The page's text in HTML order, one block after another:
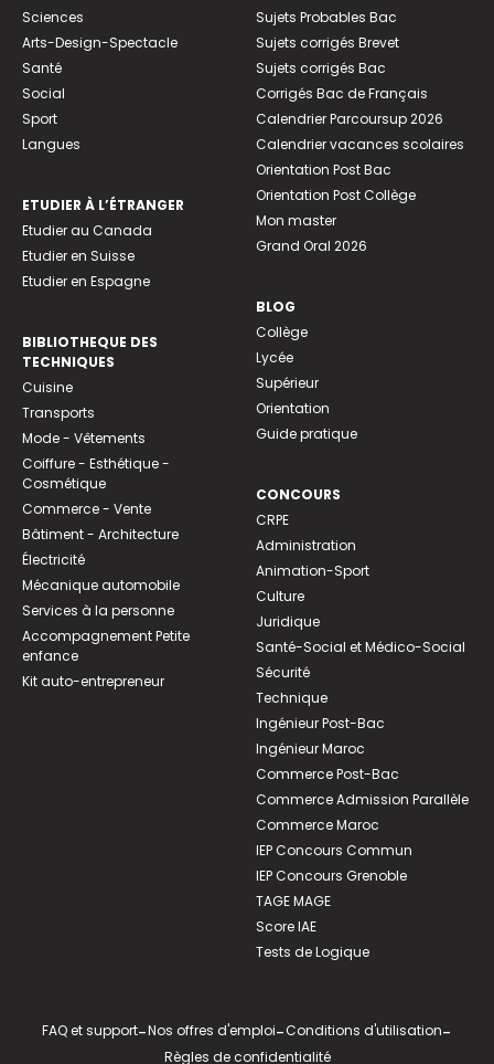
Sciences
Arts-Design-Spectacle
Santé
Social
Sport
Langues
ETUDIER À L’ÉTRANGER
Etudier au Canada
Etudier en Suisse
Etudier en Espagne
BIBLIOTHEQUE DES
TECHNIQUES
Cuisine
Transports
Mode - Vêtements
Coiffure - Esthétique -
Cosmétique
Commerce - Vente
Bâtiment - Architecture
Électricité
Mécanique automobile
Services à la personne
Accompagnement Petite
enfance
Kit auto-entrepreneur
Sujets Probables Bac
Sujets corrigés Brevet
Sujets corrigés Bac
Corrigés Bac de Français
Calendrier Parcoursup 2026
Calendrier vacances scolaires
Orientation Post Bac
Orientation Post Collège
Mon master
Grand Oral 2026
BLOG
Collège
Lycée
Supérieur
Orientation
Guide pratique
CONCOURS
CRPE
Administration
Animation-Sport
Culture
Juridique
Santé-Social et Médico-Social
Sécurité
Technique
Ingénieur Post-Bac
Ingénieur Maroc
Commerce Post-Bac
Commerce Admission Parallèle
Commerce Maroc
IEP Concours Commun
IEP Concours Grenoble
TAGE MAGE
Score IAE
Tests de Logique
FAQ et support-Nos offres d'emploi-Conditions d'utilisation-
Règles de confidentialité